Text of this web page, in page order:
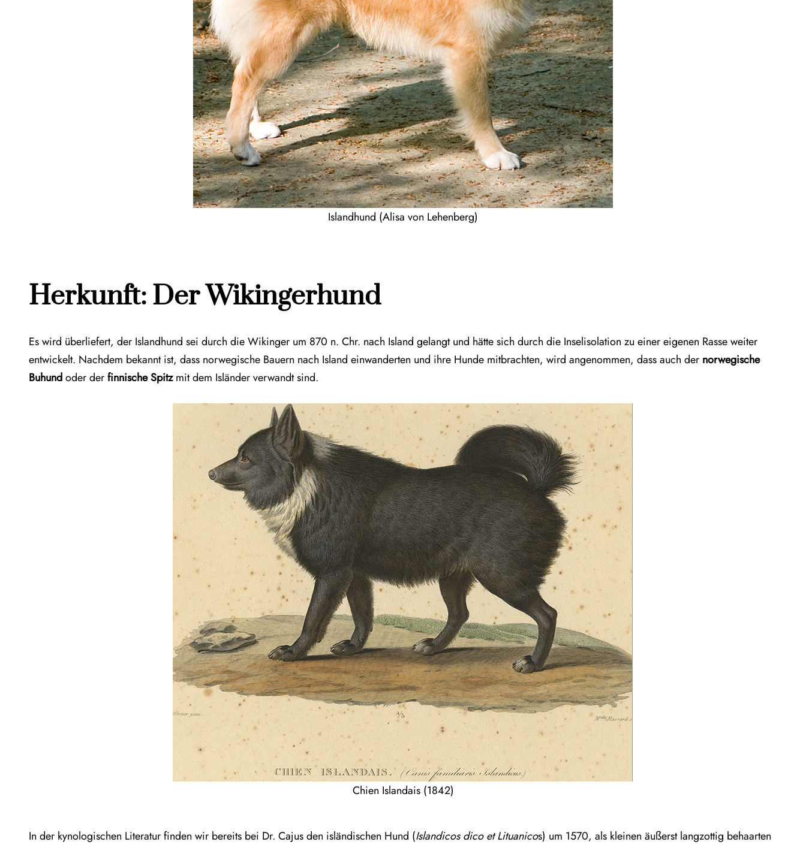
Islandhund (Alisa von Lehenberg)
Herkunft: Der Wikingerhund
Es wird überliefert, der Islandhund sei durch die Wikinger um 870 n. Chr. nach Island gelangt und hätte sich durch die Inselisolation zu einer eigenen Rasse weiter
entwickelt. Nachdem bekannt ist, dass norwegische Bauern nach Island einwanderten und ihre Hunde mitbrachten, wird angenommen, dass auch der norwegische
Buhundoder derfinnische Spitzmit dem Isländer verwandt sind.
Chien Islandais (1842)
In der kynologischen Literatur finden wir bereits bei Dr. Cajus den isländischen Hund (Islandicos dico et Lituanicos) um 1570, als kleinen äußerst langzottig behaarten